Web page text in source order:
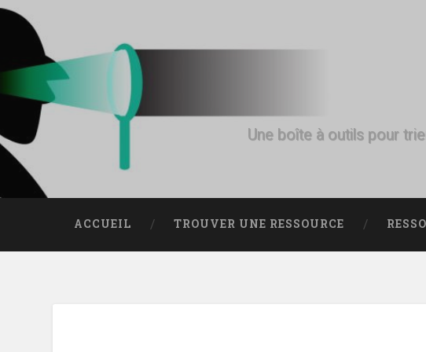
Une boîte à outils pour
ACCUEIL TROUVER UNE RESSOURCE